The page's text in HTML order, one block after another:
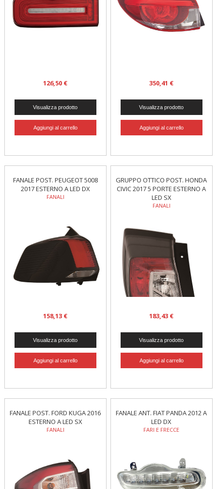
126,50 € 350,41 €
FANALE POST. PEUGEOT 5008
2017 ESTERNO A LED DX
FANALI
158,13 €
GRUPPO OTTICO POST. HONDA
CIVIC 2017 5 PORTE ESTERNO A
LED SX
FANALI
183,43 €
FANALE POST. FORD KUGA 2016
ESTERNO A LED SX
FANALI
FANALE ANT. FIAT PANDA 2012 A
LED DX
FARI E FRECCE